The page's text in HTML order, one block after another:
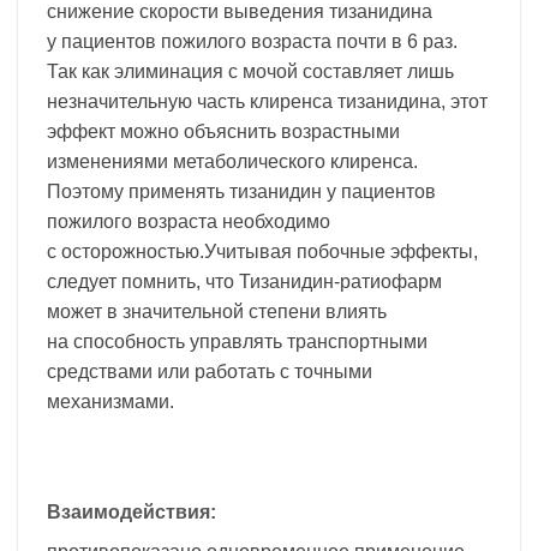
снижение скорости выведения тизанидина
у пациентов пожилого возраста почти в 6 раз.
Так как элиминация с мочой составляет лишь
незначительную часть клиренса тизанидина, этот
эффект можно объяснить возрастными
изменениями метаболического клиренса.
Поэтому применять тизанидин у пациентов
пожилого возраста необходимо
с осторожностью.Учитывая побочные эффекты,
следует помнить, что Тизанидин-ратиофарм
может в значительной степени влиять
на способность управлять транспортными
средствами или работать с точными
механизмами.
Взаимодействия: